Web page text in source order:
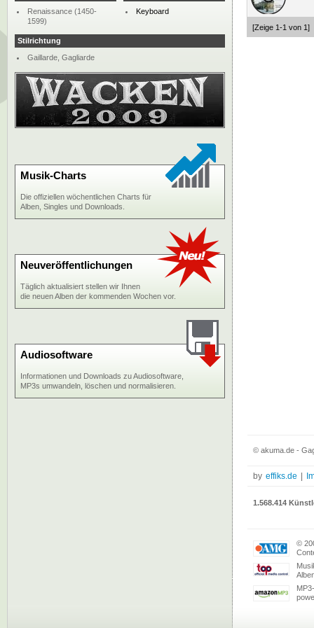
[Zeige 1-1 von 1]
Renaissance (1450-
1599)
Keyboard
Stilrichtung
Gaillarde, Gagliarde
Musik-Charts
Die offiziellen wöchentlichen Charts für
Alben, Singles und Downloads.
Neuveröffentlichungen
Täglich aktualisiert stellen wir Ihnen
die neuen Alben der kommenden Wochen vor.
Audiosoftware
Informationen und Downloads zu Audiosoftware,
MP3s umwandeln, löschen und normalisieren.
© akuma.de -
by effiks.de
1.568.414
©